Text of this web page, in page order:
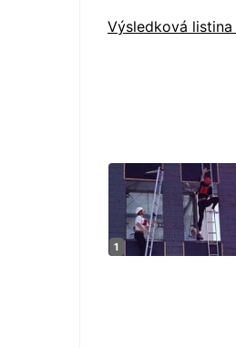
Výsledková